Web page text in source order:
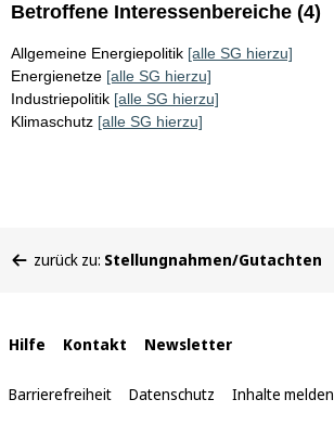
Betroffene Interessenbereiche (4)
Allgemeine Energiepolitik [alle SG hierzu]
Energienetze [alle SG hierzu]
Industriepolitik [alle SG hierzu]
Klimaschutz [alle SG hierzu]
befinden
zurück zu: Stellungnahmen/Gutachten
Interne
Links
Hilfe Kontakt Newsletter
Barrierefreiheit Datenschutz Inhalte melden